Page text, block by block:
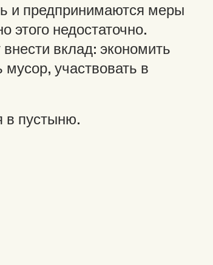
и предпринимаются меры
этого недостаточно.
вклад: экономить
мусор, участвовать в
в пустыню.